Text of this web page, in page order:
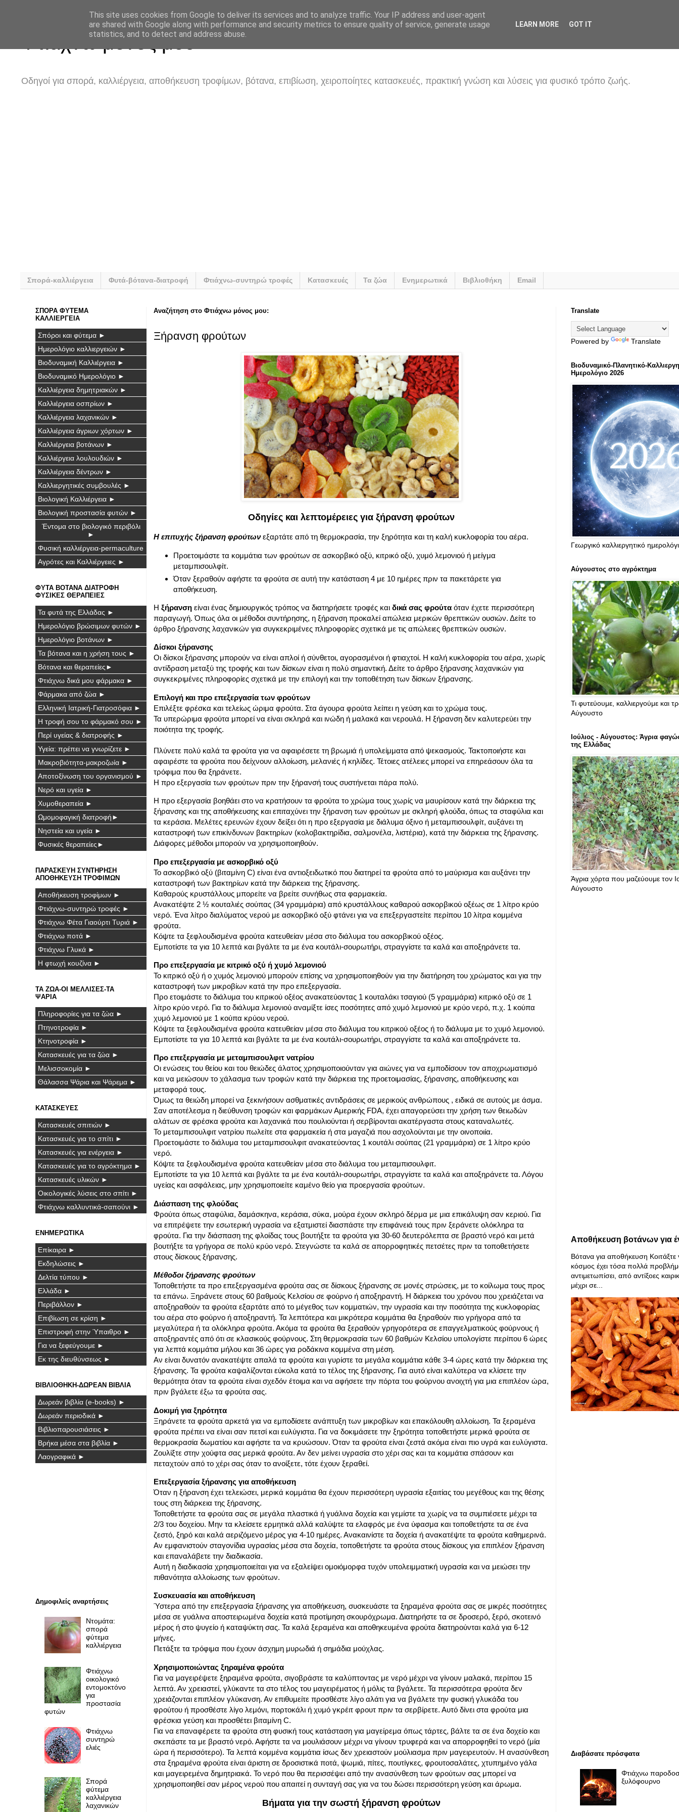
Φτιάχνω μόνος μου
Οδηγοί για σπορά, καλλιέργεια, αποθήκευση τροφίμων, βότανα, επιβίωση, χειροποίητες κατασκευές, πρακτική γνώση και λύσεις για φυσικό τρόπο ζωής.
Σπορά-καλλιέργεια Φυτά-βότανα-διατροφή Φτιάχνω-συντηρώ τροφές Κατασκευές Τα ζώα Ενημερωτικά Βιβλιοθήκη Email
Αναζήτηση στο Φτιάχνω μόνος μου:
Ξήρανση φρούτων
Οδηγίες και λεπτομέρειες για ξήρανση φρούτων
Η επιτυχής ξήρανση φρούτωνεξαρτάτε από τη θερμοκρασία, την ξηρότητα και τη καλή κυκλοφορία του αέρα.
Προετοιμάστε τα κομμάτια των φρούτων σε ασκορβικό οξύ, κιτρικό οξύ, χυμό λεμονιού ή μείγμα
μεταμπισουλφίτ.
Όταν ξεραθούν αφήστε τα φρούτα σε αυτή την κατάσταση 4 με 10 ημέρες πριν τα πακετάρετε για
αποθήκευση.
Η ξήρανση είναι ένας δημιουργικός τρόπος να διατηρήσετε τροφές και δικά σας φρούτα όταν έχετε περισσότερη
παραγωγή. Όπως όλα οι μέθοδοι συντήρησης, η ξήρανση προκαλεί απώλεια μερικών θρεπτικών ουσιών. Δείτε το
άρθρο ξήρανσης λαχανικών για συγκεκριμένες πληροφορίες σχετικά με τις απώλειες θρεπτικών ουσιών.
Δίσκοι ξήρανσης
Οι δίσκοι ξήρανσης μπορούν να είναι απλοί ή σύνθετοι, αγορασμένοι ή φτιαχτοί. Η καλή κυκλοφορία του αέρα, χωρίς
αντίδραση μεταξύ της τροφής και των δίσκων είναι η πολύ σημαντική. Δείτε το άρθρο ξήρανσης λαχανικών για
συγκεκριμένες πληροφορίες σχετικά με την επιλογή και την τοποθέτηση των δίσκων ξήρανσης.
Επιλογή και προ επεξεργασία των φρούτων
Επιλέξτε φρέσκα και τελείως ώριμα φρούτα. Στα άγουρα φρούτα λείπει η γεύση και το χρώμα τους.
Τα υπερώριμα φρούτα μπορεί να είναι σκληρά και ινώδη ή μαλακά και νερουλά. Η ξήρανση δεν καλυτερεύει την
ποιότητα της τροφής.
Πλύνετε πολύ καλά τα φρούτα για να αφαιρέσετε τη βρωμιά ή υπολείμματα από ψεκασμούς. Τακτοποιήστε και
αφαιρέστε τα φρούτα που δείχνουν αλλοίωση, μελανιές ή κηλίδες. Τέτοιες ατέλειες μπορεί να επηρεάσουν όλα τα
τρόφιμα που θα ξηράνετε.
Η προ εξεργασία των φρούτων πριν την ξήρανσή τους συστήνεται πάρα πολύ.
Η προ εξεργασία βοηθάει στο να κρατήσουν τα φρούτα το χρώμα τους χωρίς να μαυρίσουν κατά την διάρκεια της
ξήρανσης και της αποθήκευσης και επιταχύνει την ξήρανση των φρούτων με σκληρή φλούδα, όπως τα σταφύλια και
τα κεράσια. Μελέτες ερευνών έχουν δείξει ότι η προ εξεργασία με διάλυμα όξινο ή μεταμπισουλφίτ, αυξάνει τη
καταστροφή των επικίνδυνων βακτηρίων (κολοβακτηρίδια, σαλμονέλα, λιστέρια), κατά την διάρκεια της ξήρανσης.
Διάφορες μέθοδοι μπορούν να χρησιμοποιηθούν.
Προ επεξεργασία με ασκορβικό οξύ
Το ασκορβικό οξύ (βιταμίνη C) είναι ένα αντιοξειδωτικό που διατηρεί τα φρούτα από το μαύρισμα και αυξάνει την
καταστροφή των βακτηρίων κατά την διάρκεια της ξήρανσης.
Καθαρούς κρυστάλλους μπορείτε να βρείτε συνήθως στα φαρμακεία.
Ανακατέψτε 2 ½ κουταλιές σούπας (34 γραμμάρια) από κρυστάλλους καθαρού ασκορβικού οξέως σε 1 λίτρο κρύο
νερό. Ένα λίτρο διαλύματος νερού με ασκορβικό οξύ φτάνει για να επεξεργαστείτε περίπου 10 λίτρα κομμένα
φρούτα.
Κόψτε τα ξεφλουδισμένα φρούτα κατευθείαν μέσα στο διάλυμα του ασκορβικού οξέος.
Εμποτίστε τα για 10 λεπτά και βγάλτε τα με ένα κουτάλι-σουρωτήρι, στραγγίστε τα καλά και αποξηράνετε τα.
Προ επεξεργασία με κιτρικό οξύ ή χυμό λεμονιού
Το κιτρικό οξύ ή ο χυμός λεμονιού μπορούν επίσης να χρησιμοποιηθούν για την διατήρηση του χρώματος και για την
καταστροφή των μικροβίων κατά την προ επεξεργασία.
Προ ετοιμάστε το διάλυμα του κιτρικού οξέος ανακατεύοντας 1 κουταλάκι τσαγιού (5 γραμμάρια) κιτρικό οξύ σε 1
λίτρο κρύο νερό. Για το διάλυμα λεμονιού αναμίξτε ίσες ποσότητες από χυμό λεμονιού με κρύο νερό, π.χ. 1 κούπα
χυμό λεμονιού με 1 κούπα κρύου νερού.
Κόψτε τα ξεφλουδισμένα φρούτα κατευθείαν μέσα στο διάλυμα του κιτρικού οξέος ή το διάλυμα με το χυμό λεμονιού.
Εμποτίστε τα για 10 λεπτά και βγάλτε τα με ένα κουτάλι-σουρωτήρι, στραγγίστε τα καλά και αποξηράνετε τα.
Προ επεξεργασία με μεταμπισουλφιτ νατρίου
Οι ενώσεις του θείου και του θειώδες άλατος χρησιμοποιούνταν για αιώνες για να εμποδίσουν τον αποχρωματισμό
και να μειώσουν το χάλασμα των τροφών κατά την διάρκεια της προετοιμασίας, ξήρανσης, αποθήκευσης και
μεταφορά τους.
Όμως τα θειώδη μπορεί να ξεκινήσουν ασθματικές αντιδράσεις σε μερικούς ανθρώπους , ειδικά σε αυτούς με άσμα.
Σαν αποτέλεσμα η διεύθυνση τροφών και φαρμάκων Αμερικής FDA, έχει απαγορεύσει την χρήση των θειωδών
αλάτων σε φρέσκα φρούτα και λαχανικά που πουλιούνται ή σερβίρονται ακατέργαστα στους καταναλωτές.
Το μεταμπισουλφιτ νατρίου πωλείτε στα φαρμακεία ή στα μαγαζιά που ασχολούνται με την οινοποιία.
Προετοιμάστε το διάλυμα του μεταμπισουλφιτ ανακατεύοντας 1 κουτάλι σούπας (21 γραμμάρια) σε 1 λίτρο κρύο
νερό.
Κόψτε τα ξεφλουδισμένα φρούτα κατευθείαν μέσα στο διάλυμα του μεταμπισουλφιτ.
Εμποτίστε τα για 10 λεπτά και βγάλτε τα με ένα κουτάλι-σουρωτήρι, στραγγίστε τα καλά και αποξηράνετε τα. Λόγου
υγείας και ασφάλειας, μην χρησιμοποιείτε καμένο θείο για προεργασία φρούτων.
Διάσπαση της φλούδας
Φρούτα όπως σταφύλια, δαμάσκηνα, κεράσια, σύκα, μούρα έχουν σκληρό δέρμα με μια επικάλυψη σαν κεριού. Για
να επιτρέψετε την εσωτερική υγρασία να εξατμιστεί διασπάστε την επιφάνειά τους πριν ξεράνετε ολόκληρα τα
φρούτα. Για την διάσπαση της φλοίδας τους βουτήξτε τα φρούτα για 30-60 δευτερόλεπτα σε βραστό νερό και μετά
βουτήξτε τα γρήγορα σε πολύ κρύο νερό. Στεγνώστε τα καλά σε απορροφητικές πετσέτες πριν τα τοποθετήσετε
στους δίσκους ξήρανσης.
Μέθοδοι ξήρανσης φρούτων
Τοποθετήστε τα προ επεξεργασμένα φρούτα σας σε δίσκους ξήρανσης σε μονές στρώσεις, με το κοίλωμα τους προς
τα επάνω. Ξηράνετε στους 60 βαθμούς Κελσίου σε φούρνο ή αποξηραντή. Η διάρκεια του χρόνου που χρειάζεται να
αποξηραθούν τα φρούτα εξαρτάτε από το μέγεθος των κομματιών, την υγρασία και την ποσότητα της κυκλοφορίας
του αέρα στο φούρνο ή αποξηραντή. Τα λεπτότερα και μικρότερα κομμάτια θα ξηραθούν πιο γρήγορα από τα
μεγαλύτερα ή τα ολόκληρα φρούτα. Ακόμα τα φρούτα θα ξεραθούν γρηγορότερα σε επαγγελματικούς φούρνους ή
αποξηραντές από ότι σε κλασικούς φούρνους. Στη θερμοκρασία των 60 βαθμών Κελσίου υπολογίστε περίπου 6 ώρες
για λεπτά κομμάτια μήλου και 36 ώρες για ροδάκινα κομμένα στη μέση.
Αν είναι δυνατόν ανακατέψτε απαλά τα φρούτα και γυρίστε τα μεγάλα κομμάτια κάθε 3-4 ώρες κατά την διάρκεια της
ξήρανσης. Τα φρούτα καψαλίζονται εύκολα κατά το τέλος της ξήρανσης. Για αυτό είναι καλύτερα να κλίσετε την
θερμότητα όταν τα φρούτα είναι σχεδόν έτοιμα και να αφήσετε την πόρτα του φούρνου ανοιχτή για μια επιπλέον ώρα,
πριν βγάλετε έξω τα φρούτα σας.
Δοκιμή για ξηρότητα
Ξηράνετε τα φρούτα αρκετά για να εμποδίσετε ανάπτυξη των μικροβίων και επακόλουθη αλλοίωση. Τα ξεραμένα
φρούτα πρέπει να είναι σαν πετσί και ευλύγιστα. Για να δοκιμάσετε την ξηρότητα τοποθετήστε μερικά φρούτα σε
θερμοκρασία δωματίου και αφήστε τα να κρυώσουν. Όταν τα φρούτα είναι ζεστά ακόμα είναι πιο υγρά και ευλύγιστα.
Ζουλίξτε στην χούφτα σας μερικά φρούτα. Αν δεν μείνει υγρασία στο χέρι σας και τα κομμάτια σπάσουν και
πεταχτούν από το χέρι σας όταν το ανοίξετε, τότε έχουν ξεραθεί.
Επεξεργασία ξήρανσης για αποθήκευση
Όταν η ξήρανση έχει τελειώσει, μερικά κομμάτια θα έχουν περισσότερη υγρασία εξαιτίας του μεγέθους και της θέσης
τους στη διάρκεια της ξήρανσης.
Τοποθετήστε τα φρούτα σας σε μεγάλα πλαστικά ή γυάλινα δοχεία και γεμίστε τα χωρίς να τα συμπιέσετε μέχρι τα
2/3 του δοχείου. Μην τα κλείσετε ερμητικά αλλά καλύψτε τα ελαφρός με ένα ύφασμα και τοποθετήστε τα σε ένα
ζεστό, ξηρό και καλά αεριζόμενο μέρος για 4-10 ημέρες. Ανακαινίστε τα δοχεία ή ανακατέψτε τα φρούτα καθημερινά.
Αν εμφανιστούν σταγονίδια υγρασίας μέσα στα δοχεία, τοποθετήστε τα φρούτα στους δίσκους για επιπλέον ξήρανση
και επαναλάβετε την διαδικασία.
Αυτή η διαδικασία χρησιμοποιείται για να εξαλείψει ομοιόμορφα τυχόν υπολειμματική υγρασία και να μειώσει την
πιθανότητα αλλοίωσης των φρούτων.
Συσκευασία και αποθήκευση
Ύστερα από την επεξεργασία ξήρανσης για αποθήκευση, συσκευάστε τα ξηραμένα φρούτα σας σε μικρές ποσότητες
μέσα σε γυάλινα αποστειρωμένα δοχεία κατά προτίμηση σκουρόχρωμα. Διατηρήστε τα σε δροσερό, ξερό, σκοτεινό
μέρος ή στο ψυγείο ή καταψύκτη σας. Τα καλά ξεραμένα και αποθηκευμένα φρούτα διατηρούνται καλά για 6-12
μήνες.
Πετάξτε τα τρόφιμα που έχουν άσχημη μυρωδιά ή σημάδια μούχλας.
Χρησιμοποιώντας ξηραμένα φρούτα
Για να μαγειρέψετε ξηραμένα φρούτα, σιγοβράστε τα καλύπτοντας με νερό μέχρι να γίνουν μαλακά, περίπου 15
λεπτά. Αν χρειαστεί, γλύκαντε τα στο τέλος του μαγειρέματος ή μόλις τα βγάλετε. Τα περισσότερα φρούτα δεν
χρειάζονται επιπλέον γλύκανση. Αν επιθυμείτε προσθέστε λίγο αλάτι για να βγάλετε την φυσική γλυκάδα του
φρούτου ή προσθέστε λίγο λεμόνι, πορτοκάλι ή χυμό γκρέιτ φρουτ πριν τα σερβίρετε. Αυτό δίνει στα φρούτα μια
φρέσκια γεύση και προσθέτει βιταμίνη C.
Για να επαναφέρετε τα φρούτα στη φυσική τους κατάσταση για μαγείρεμα όπως τάρτες, βάλτε τα σε ένα δοχείο και
σκεπάστε τα με βραστό νερό. Αφήστε τα να μουλιάσουν μέχρι να γίνουν τρυφερά και να απορροφηθεί το νερό (μία
ώρα ή περισσότερο). Τα λεπτά κομμένα κομμάτια ίσως δεν χρειαστούν μούλιασμα πριν μαγειρευτούν. Η ανασύνθεση
στα ξηραμένα φρούτα είναι άριστη σε δροσιστικά ποτά, ψωμιά, πίτες, πουτίγκες, φρουτοσαλάτες, χτυπημένο γάλα
και μαγειρεμένα δημητριακά. Το νερό που θα περισσέψει από την ανασύνθεση των φρούτων σας μπορεί να
χρησιμοποιηθεί σαν μέρος νερού που απαιτεί η συνταγή σας για να του δώσει περισσότερη γεύση και άρωμα.
Βήματα για την σωστή ξήρανση φρούτων
ΣΠΟΡΑ ΦΥΤΕΜΑ
ΚΑΛΛΙΕΡΓΕΙΑ
Σπόροι και φύτεμα ►
Ημερολόγιο καλλιεργειών ►
Βιοδυναμική Καλλιέργεια ►
Βιοδυναμικό Ημερολόγιο ►
Καλλιέργεια δημητριακών ►
Καλλιέργεια οσπρίων ►
Καλλιέργεια λαχανικών ►
Καλλιέργεια άγριων χόρτων ►
Καλλιέργεια βοτάνων ►
Καλλιέργεια λουλουδιών ►
Καλλιέργεια δέντρων ►
Καλλιεργητικές συμβουλές ►
Βιολογική Καλλιέργεια ►
Βιολογική προστασία φυτών ►
Έντομα στο βιολογικό περιβόλι
►
Φυσική καλλιέργεια-permaculture
Αγρότες και Καλλιέργειες ►
ΦΥΤΑ ΒΟΤΑΝΑ ΔΙΑΤΡΟΦΗ
ΦΥΣΙΚΕΣ ΘΕΡΑΠΕΙΕΣ
Τα φυτά της Ελλάδας ►
Ημερολόγιο βρώσιμων φυτών ►
Ημερολόγιο βοτάνων ►
Τα βότανα και η χρήση τους ►
Βότανα και θεραπείες►
Φτιάχνω δικά μου φάρμακα ►
Φάρμακα από ζώα ►
Ελληνική Ιατρική-Γιατροσόφια ►
Η τροφή σου το φάρμακό σου ►
Περί υγείας & διατροφής ►
Υγεία: πρέπει να γνωρίζετε ►
Μακροβιότητα-μακροζωία ►
Αποτοξίνωση του οργανισμού ►
Νερό και υγεία ►
Χυμοθεραπεία ►
Ωμομοφαγική διατροφή►
Νηστεία και υγεία ►
Φυσικές θεραπείες►
ΠΑΡΑΣΚΕΥΗ ΣΥΝΤΗΡΗΣΗ
ΑΠΟΘΗΚΕΥΣΗ ΤΡΟΦΙΜΩΝ
Αποθήκευση τροφίμων ►
Φτιάχνω-συντηρώ τροφές ►
Φτιάχνω Φέτα Γιαούρτι Τυριά ►
Φτιάχνω ποτά ►
Φτιάχνω Γλυκά ►
Η φτωχή κουζίνα ►
ΤΑ ΖΩΑ-ΟΙ ΜΕΛΛΙΣΕΣ-ΤΑ
ΨΑΡΙΑ
Πληροφορίες για τα ζώα ►
Πτηνοτροφία ►
Κτηνοτροφία ►
Κατασκευές για τα ζώα ►
Μελισσοκομία ►
Θάλασσα Ψάρια και Ψάρεμα ►
ΚΑΤΑΣΚΕΥΕΣ
Κατασκευές σπιτιών ►
Κατασκευές για το σπίτι ►
Κατασκευές για ενέργεια ►
Κατασκευές για το αγρόκτημα ►
Κατασκευές υλικών ►
Οικολογικές λύσεις στο σπίτι ►
Φτιάχνω καλλυντικά-σαπούνι ►
ΕΝΗΜΕΡΩΤΙΚΑ
Επίκαιρα ►
Εκδηλώσεις ►
Δελτία τύπου ►
Ελλάδα ►
Περιβάλλον ►
Επιβίωση σε κρίση ►
Επιστροφή στην Ύπαιθρο ►
Για να ξεφεύγουμε ►
Εκ της διευθύνσεως ►
ΒΙΒΛΙΟΘΗΚΗ-ΔΩΡΕΑΝ ΒΙΒΛΙΑ
Δωρεάν βιβλία (e-books) ►
Δωρεάν περιοδικά ►
Βιβλιοπαρουσιάσεις ►
Βρήκα μέσα στα βιβλία ►
Λαογραφικά ►
Δημοφιλείς αναρτήσεις
Ντομάτα:
σπορά
φύτεμα
καλλιέργεια
Φτιάχνω
οικολογικό
εντομοκτόνο
για
προστασία
φυτών
Φτιάχνω
συντηρώ
ελιές
Σπορά
φύτεμα
καλλιέργεια
λαχανικών
Translate
Powered by Translate
Βιοδυναμικό-Πλανητικό-
Ημερολόγιο 2026
Γεωργικό καλλιεργητικό
Αύγουστος στο αγρόκτημα
Τι φυτεύουμε, καλλιεργούμε και
Αύγουστο
Ιούλιος - Αύγουστος: Άγρια
της Ελλάδας
Άγρια χόρτα που μαζεύουμε τον
Αύγουστο
Αποθήκευση βοτάνων για
Βότανα για αποθήκευση
κόσμος έχει τόσα πολλά
αντιμετωπίσει, από αντίξοες
μέχρι σε...
Διαβάσατε πρόσφατα
Φτιάχνω
ξυλόφουρνο
This site uses cookies from Google to deliver its services and to analyze traffic. Your IP address and user-agent
are shared with Google along with performance and security metrics to ensure quality of service, generate usage
statistics, and to detect and address abuse.
LEARN MORE GOT IT